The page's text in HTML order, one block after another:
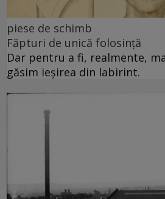
piese de schimb
Făpturi de unică folosință
Dar pentru a fi, realmente,
găsim ieșirea din labirint.